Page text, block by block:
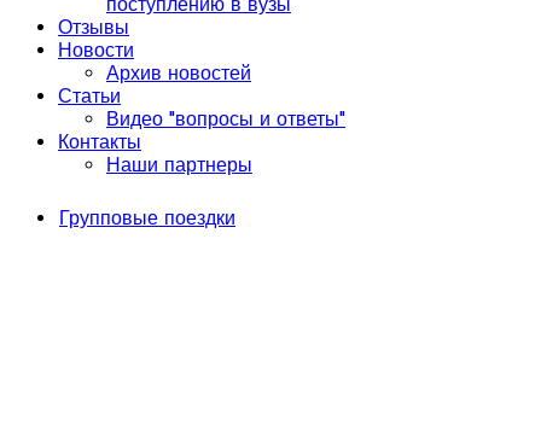
Отзывы
Новости
Архив новостей
Статьи
Видео "вопросы и ответы"
Контакты
Наши партнеры
Групповые поездки